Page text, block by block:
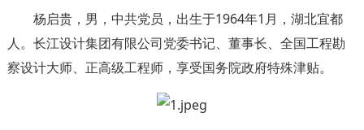
杨启贵，男，中共党员，出生于1964年1月，湖北宜都
人。长江设计集团有限公司党委书记、董事长、全国工程勘
察设计大师、正高级工程师，享受国务院政府特殊津贴。